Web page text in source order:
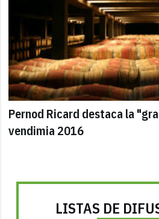
Pernod Ricard destaca la
vendimia 2016
LISTAS DE